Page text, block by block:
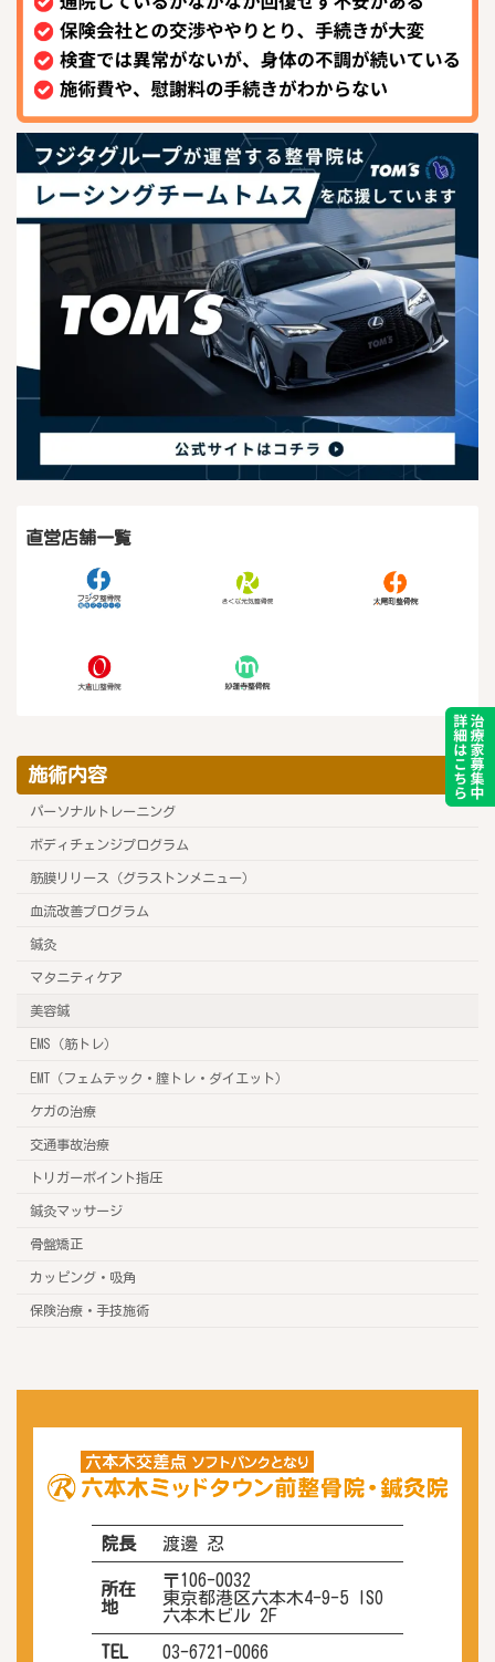
直営店舗一覧
施術内容
パーソナルトレーニング
ボディチェンジプログラム
筋膜リリース（グラストンメニュー）
血流改善プログラム
鍼灸
マタニティケア
美容鍼
EMS（筋トレ）
EMT（フェムテック・膣トレ・ダイエット）
ケガの治療
交通事故治療
トリガーポイント指圧
鍼灸マッサージ
骨盤矯正
カッピング・吸角
保険治療・手技施術
院長 渡邊 忍
所在
地
〒106-0032
東京都港区六本木4-9-5 ISO
六本木ビル 2F
TEL 03-6721-0066